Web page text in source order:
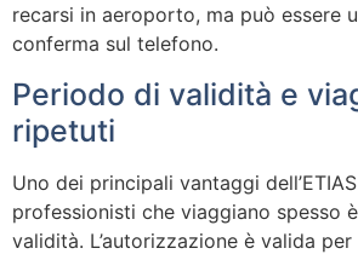
recarsi in aeroporto, ma può essere
conferma sul telefono.
Periodo di validità e
ripetuti
Uno dei principali vantaggi
professionisti che viaggiano spesso
validità. L’autorizzazione è valida per